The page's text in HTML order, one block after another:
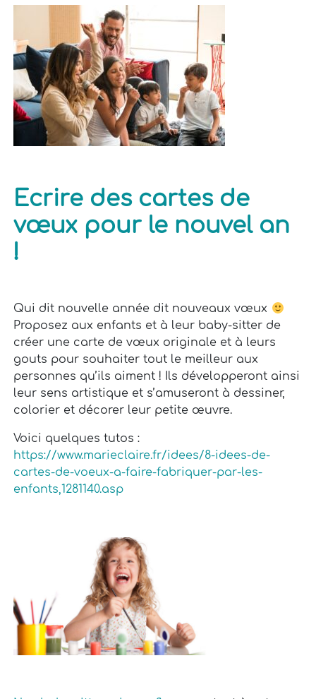
Ecrire des cartes de
vœux pour le nouvel an
!
Qui dit nouvelle année dit nouveaux vœux
Proposez aux enfants et à leur baby-sitter de
créer une carte de vœux originale et à leurs
gouts pour souhaiter tout le meilleur aux
personnes qu’ils aiment ! Ils développeront ainsi
leur sens artistique et s’amuseront à dessiner,
colorier et décorer leur petite œuvre.
Voici quelques tutos :
https://www.marieclaire.fr/idees/8-idees-de-
cartes-de-voeux-a-faire-fabriquer-par-les-
enfants,1281140.asp